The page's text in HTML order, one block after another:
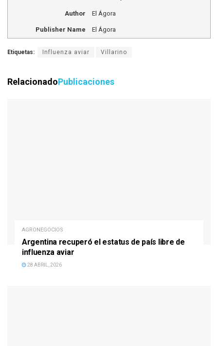
Author El Ágora
Publisher Name El Ágora
Etiquetas: Influenza aviar Villarino
RelacionadoPublicaciones
AGRONEGOCIOS
Argentina recuperó el estatus de país libre de
influenza aviar
28 ABRIL, 2026